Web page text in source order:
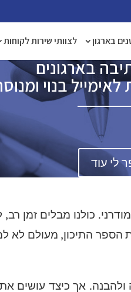
בארגון לצוותי שירות לקוחות
בארגונים
בנוי
לי עוד
כולנו מבלים זמן
התיכון, מעולם לא
אך כיצד עושים